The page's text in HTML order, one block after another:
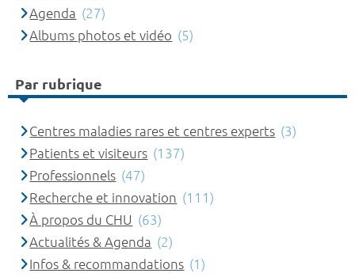
Agenda (27)
Albums photos et vidéo (5)
Par rubrique
Centres maladies rares et centres experts (3)
Patients et visiteurs (137)
Professionnels (47)
Recherche et innovation (111)
À propos du CHU (63)
Actualités & Agenda (2)
Infos & recommandations (1)